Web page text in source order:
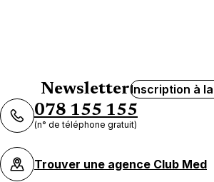
NewsletterInscription à
078 155 155
(n° de téléphone gratuit)
Trouver une agence Club Med